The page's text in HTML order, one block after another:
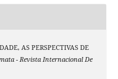
AS PERSPECTIVAS DE
- Revista Internacional De